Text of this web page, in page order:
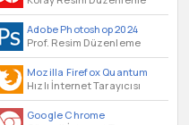
Adobe Photoshop 2024
Prof. Resim Düzenleme
Mozilla Firefox Quantum
Hızlı İnternet Tarayıcısı
Google Chrome